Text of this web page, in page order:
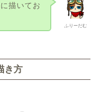
ふりーだむ
描いてお
き方